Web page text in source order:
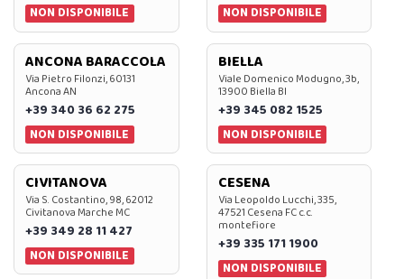
NON DISPONIBILE
NON DISPONIBILE
ANCONA BARACCOLA
Via Pietro Filonzi, 60131
Ancona AN
+39 340 36 62 275
NON DISPONIBILE
BIELLA
Viale Domenico Modugno, 3b,
13900 Biella BI
+39 345 082 1525
NON DISPONIBILE
CIVITANOVA
Via S. Costantino, 98, 62012
Civitanova Marche MC
+39 349 28 11 427
NON DISPONIBILE
CESENA
Via Leopoldo Lucchi, 335,
47521 Cesena FC c.c.
montefiore
+39 335 171 1900
NON DISPONIBILE